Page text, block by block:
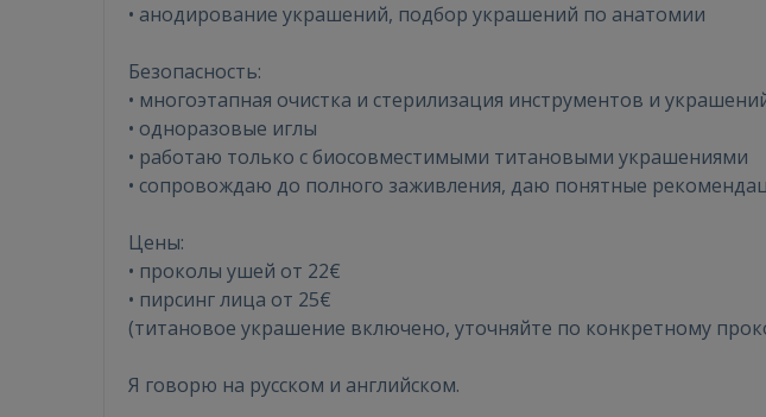
Забыли пароль?
• анодирование украшений, подбор украшений по анатомии
Безопасность:
• многоэтапная очистка и стерилизация инструментов и
• одноразовые иглы
• работаю только с биосовместимыми титановыми украшениями
• сопровождаю до полного заживления, даю понятные
Цены:
• проколы ушей от 22€
• пирсинг лица от 25€
(титановое украшение включено, уточняйте по конкретному
Я говорю на русском и английском.